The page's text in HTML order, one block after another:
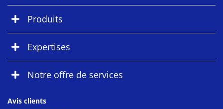
Produits
Expertises
Notre offre de services
Avis clients